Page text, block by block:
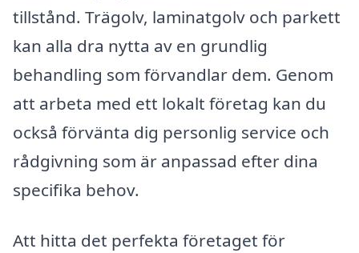
tillstånd. Trägolv, laminatgolv och parkett
kan alla dra nytta av en grundlig
behandling som förvandlar dem. Genom
att arbeta med ett lokalt företag kan du
också förvänta dig personlig service och
rådgivning som är anpassad efter dina
specifika behov.
Att hitta det perfekta företaget för